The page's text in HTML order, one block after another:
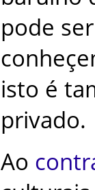
pode ser
isto é
privado.
Ao